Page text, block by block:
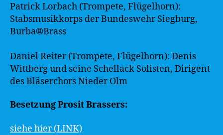
Patrick Lorbach (Trompete, Flügelhorn):
Stabsmusikkorps der Bundeswehr Siegburg,
Burba®Brass
Daniel Reiter (Trompete, Flügelhorn): Denis
Wittberg und seine Schellack Solisten, Dirigent
des Bläserchors Nieder Olm
Besetzung Prosit Brassers:
siehe hier (LINK)